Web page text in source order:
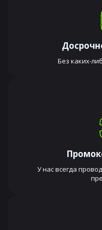
Без каких-
У нас всегда